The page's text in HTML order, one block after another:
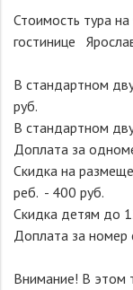
Стоимость тура
гостинице
В стандартном
руб.
В стандартном
Доплата за
Скидка на
реб. - 400 руб.
Скидка детям до
Доплата за номер
Внимание! В этом